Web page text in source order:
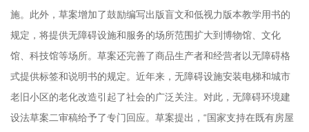
施。此外，草案增加了鼓励编写出版盲文和低视力版本教学用书的
规定，将提供无障碍设施和服务的场所范围扩大到博物馆、文化
馆、科技馆等场所。草案还完善了商品生产者和经营者以无障碍格
式提供标签和说明书的规定。近年来，无障碍设施安装电梯和城市
老旧小区的老化改造引起了社会的广泛关注。对此，无障碍环境建
设法草案二审稿给予了专门回应。草案提出，“国家支持在既有房屋